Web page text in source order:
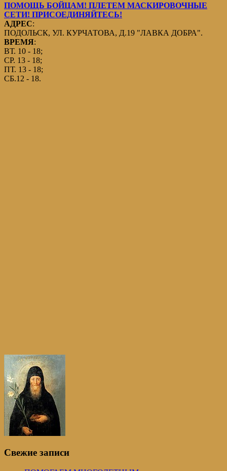
ПОМОЩЬ БОЙЦАМ! ПЛЕТЕМ МАСКИРОВОЧНЫЕ
СЕТИ! ПРИСОЕДИНЯЙТЕСЬ!
АДРЕС:
ПОДОЛЬСК, УЛ. КУРЧАТОВА, Д.19 "ЛАВКА ДОБРА".
ВРЕМЯ:
ВТ. 10 - 18;
СР. 13 - 18;
ПТ. 13 - 18;
СБ.12 - 18.
Свежие записи